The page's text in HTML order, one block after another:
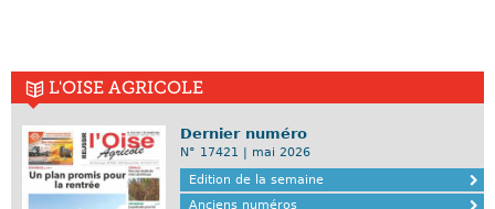
L'OISE AGRICOLE
Dernier numéro
N° 17421 | mai 2026
Edition de la semaine
Anciens numéros